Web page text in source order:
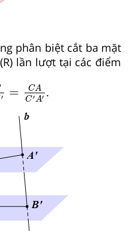
phân biệt cắt ba mặt
lần lượt tại các điểm
′ = CA
C′A′
=C .